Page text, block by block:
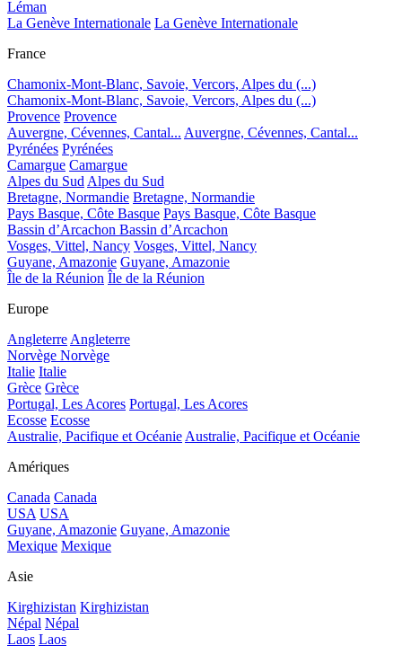
Léman
La Genève Internationale La Genève Internationale
France
Chamonix-Mont-Blanc, Savoie, Vercors, Alpes du (...)
Chamonix-Mont-Blanc, Savoie, Vercors, Alpes du (...)
Provence Provence
Auvergne, Cévennes, Cantal... Auvergne, Cévennes, Cantal...
Pyrénées Pyrénées
Camargue Camargue
Alpes du Sud Alpes du Sud
Bretagne, Normandie Bretagne, Normandie
Pays Basque, Côte Basque Pays Basque, Côte Basque
Bassin d’Arcachon Bassin d’Arcachon
Vosges, Vittel, Nancy Vosges, Vittel, Nancy
Guyane, Amazonie Guyane, Amazonie
Île de la Réunion Île de la Réunion
Europe
Angleterre Angleterre
Norvège Norvège
Italie Italie
Grèce Grèce
Portugal, Les Acores Portugal, Les Acores
Ecosse Ecosse
Australie, Pacifique et Océanie Australie, Pacifique et Océanie
Amériques
Canada Canada
USA USA
Guyane, Amazonie Guyane, Amazonie
Mexique Mexique
Asie
Kirghizistan Kirghizistan
Népal Népal
Laos Laos